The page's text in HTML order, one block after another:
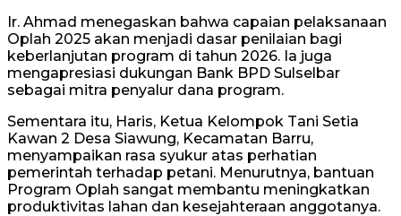
Ir. Ahmad menegaskan bahwa capaian pelaksanaan
Oplah 2025 akan menjadi dasar penilaian bagi
keberlanjutan program di tahun 2026. Ia juga
mengapresiasi dukungan Bank BPD Sulselbar
sebagai mitra penyalur dana program.
Sementara itu, Haris, Ketua Kelompok Tani Setia
Kawan 2 Desa Siawung, Kecamatan Barru,
menyampaikan rasa syukur atas perhatian
pemerintah terhadap petani. Menurutnya, bantuan
Program Oplah sangat membantu meningkatkan
produktivitas lahan dan kesejahteraan anggotanya.